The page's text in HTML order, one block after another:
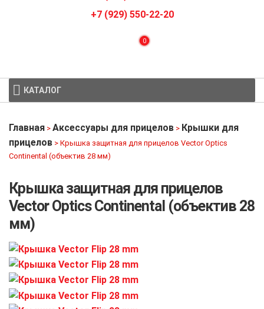
0
+7 (929) 550-22-20
КАТАЛОГ
Главная > Аксессуары для прицелов > Крышки для
прицелов > Крышка защитная для прицелов Vector Optics
Continental (объектив 28 мм)
Крышка защитная для прицелов
Vector Optics Continental (объектив 28
мм)